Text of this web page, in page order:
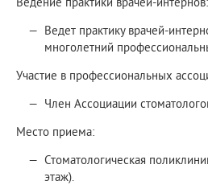
Ведет практику врачей-
многолетний
Участие в профессиональных
Член Ассоциации
Место приема:
Стоматологическая
этаж).